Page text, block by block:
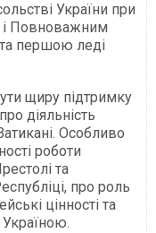
України при
і Повноважним
та першою леді
щиру підтримку
діяльність
Особливо
роботи
та
про роль
цінності та
Україною.